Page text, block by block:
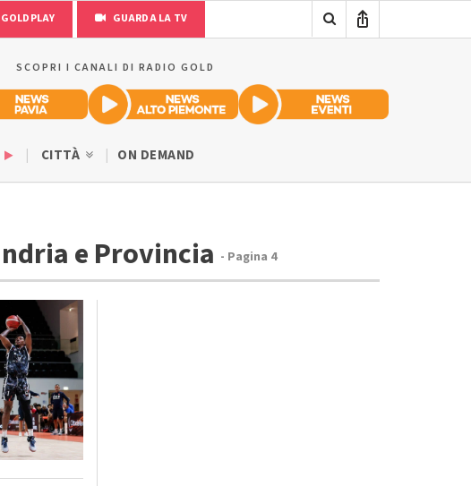
GUARDA LA TV
SCOPRI I CANALI DI RADIO GOLD
CITTÀ ON DEMAND
e Provincia - Pagina 4